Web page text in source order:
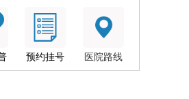
预约挂号 医院路线